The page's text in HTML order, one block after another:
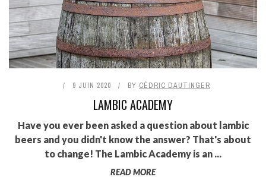
9 JUIN 2020 BY CÉDRIC DAUTINGER
LAMBIC ACADEMY
Have you ever been asked a question about lambic
beers and you didn't know the answer? That's about
to change! The Lambic Academy is an ...
READ MORE